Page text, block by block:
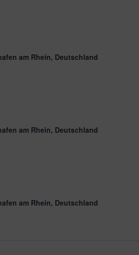
am Rhein, Deutschland
am Rhein, Deutschland
am Rhein, Deutschland